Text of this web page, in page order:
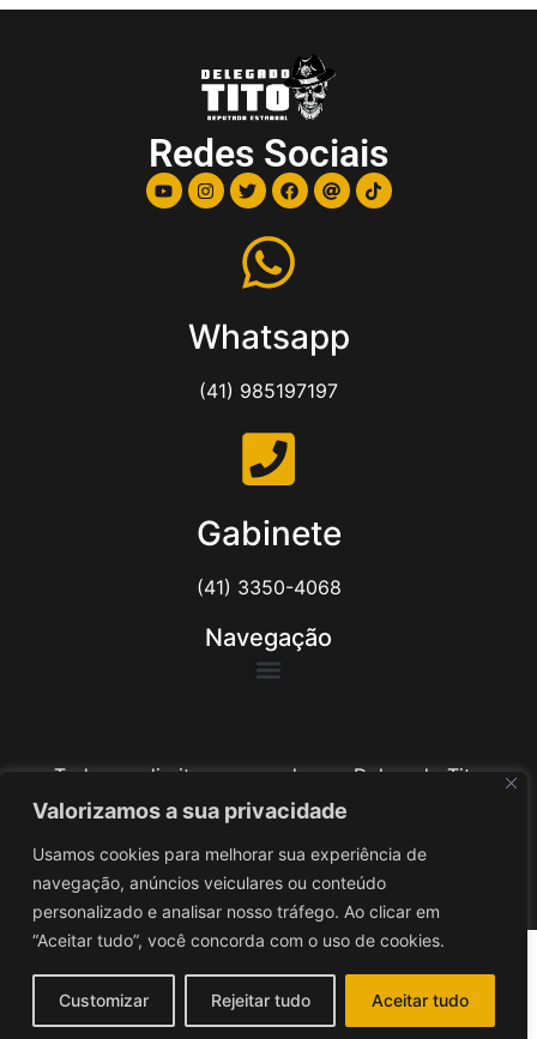
Valorizamos a sua privacidade
Usamos cookies para melhorar sua experiência de
navegação, anúncios veiculares ou conteúdo
personalizado e analisar nosso tráfego. Ao clicar em
“Aceitar tudo”, você concorda com o uso de cookies.
Customizar Rejeitar tudo Aceitar tudo
Redes Sociais
Whatsapp
(41) 985197197
Gabinete
(41) 3350-4068
Navegação
Todos os direitos reservados ao Delegado Tito
Barichello
Desenvolvido poriv3